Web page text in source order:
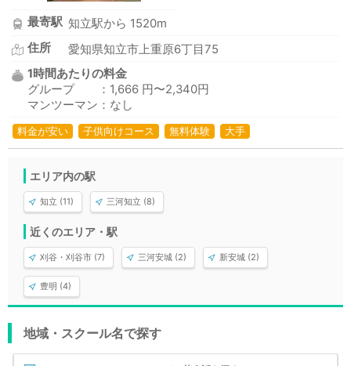
最寄駅 知立駅から 1520m
住所
愛知県知立市上重原6丁目75
1時間あたりの料金
グループ ：1,666 円〜2,340円
マンツーマン：なし
料金が安い 子供向けコース 無料体験 大手
エリア内の駅
知立 (11) 三河知立 (8)
近くのエリア・駅
刈谷・刈谷市 (7) 三河安城 (2) 新安城 (2)
豊明 (4)
地域・スクール名で探す